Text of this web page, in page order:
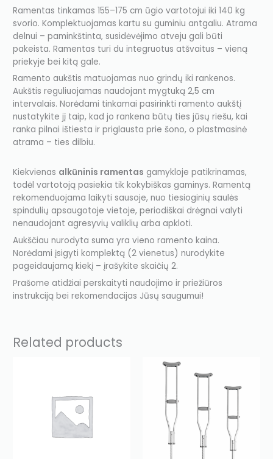
Ramentas tinkamas 155–175 cm ūgio vartotojui iki 140 kg
svorio. Komplektuojamas kartu su guminiu antgaliu. Atrama
delnui – paminkštinta, susidėvėjimo atveju gali būti
pakeista. Ramentas turi du integruotus atšvaitus – vieną
priekyje bei kitą gale.
Ramento aukštis matuojamas nuo grindų iki rankenos.
Aukštis reguliuojamas naudojant mygtuką 2,5 cm
intervalais. Norėdami tinkamai pasirinkti ramento aukštį
nustatykite jį taip, kad jo rankena būtų ties jūsų riešu, kai
ranka pilnai ištiesta ir priglausta prie šono, o plastmasinė
atrama – ties dilbiu.
Kiekvienas alkūninis ramentas gamykloje patikrinamas,
todėl vartotoją pasiekia tik kokybiškas gaminys. Ramentą
rekomenduojama laikyti sausoje, nuo tiesioginių saulės
spindulių apsaugotoje vietoje, periodiškai drėgnai valyti
nenaudojant agresyvių valiklių arba apkloti.
Aukščiau nurodyta suma yra vieno ramento kaina.
Norėdami įsigyti komplektą (2 vienetus) nurodykite
pageidaujamą kiekį – įrašykite skaičių 2.
Prašome atidžiai perskaityti naudojimo ir priežiūros
instrukciją bei rekomendacijas Jūsų saugumui!
Related products